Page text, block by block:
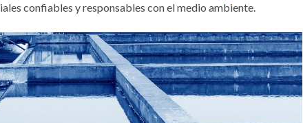
confiables y responsables con el medio ambiente.